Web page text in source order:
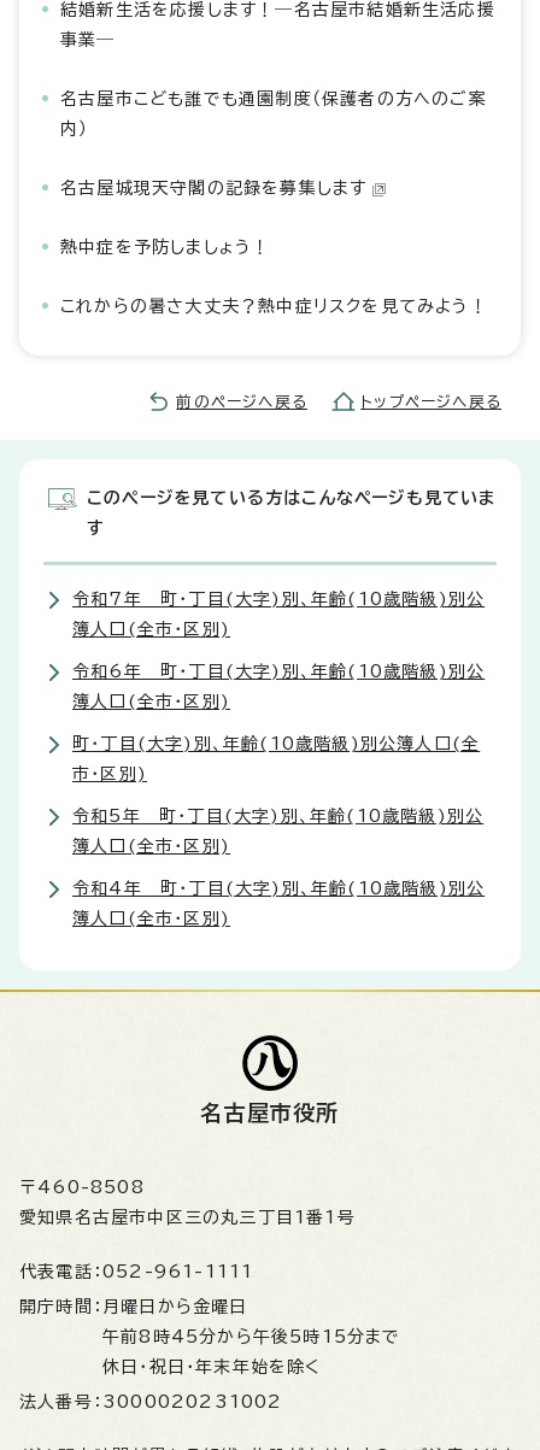
結婚新生活を応援します！―名古屋市結婚新生活応援
事業―
名古屋市こども誰でも通園制度（保護者の方へのご案
内）
名古屋城現天守閣の記録を募集します
熱中症を予防しましょう！
これからの暑さ大丈夫？熱中症リスクを見てみよう！
前のページへ戻る トップページへ戻る
このページを見ている方はこんなページも見ていま
す
令和7年 町・丁目(大字)別、年齢(10歳階級)別公
簿人口(全市・区別)
令和6年 町・丁目(大字)別、年齢(10歳階級)別公
簿人口(全市・区別)
町・丁目(大字)別、年齢(10歳階級)別公簿人口(全
市・区別)
令和5年 町・丁目(大字)別、年齢(10歳階級)別公
簿人口(全市・区別)
令和4年 町・丁目(大字)別、年齢(10歳階級)別公
簿人口(全市・区別)
名古屋市役所
〒460-8508
愛知県名古屋市中区三の丸三丁目1番1号
代表電話： 052-961-1111
開庁時間： 月曜日から金曜日
午前8時45分から午後5時15分まで
休日・祝日・年末年始を除く
法人番号： 3000020231002